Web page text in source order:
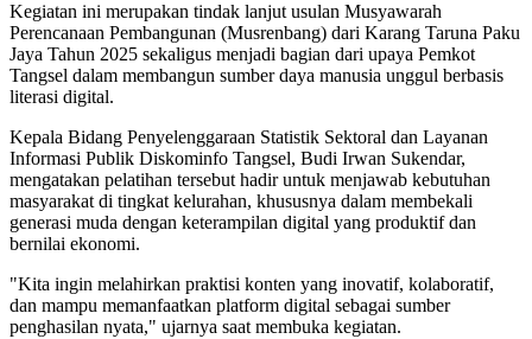
Kegiatan ini merupakan tindak lanjut usulan Musyawarah
Perencanaan Pembangunan (Musrenbang) dari Karang Taruna Paku
Jaya Tahun 2025 sekaligus menjadi bagian dari upaya Pemkot
Tangsel dalam membangun sumber daya manusia unggul berbasis
literasi digital.
Kepala Bidang Penyelenggaraan Statistik Sektoral dan Layanan
Informasi Publik Diskominfo Tangsel, Budi Irwan Sukendar,
mengatakan pelatihan tersebut hadir untuk menjawab kebutuhan
masyarakat di tingkat kelurahan, khususnya dalam membekali
generasi muda dengan keterampilan digital yang produktif dan
bernilai ekonomi.
"Kita ingin melahirkan praktisi konten yang inovatif, kolaboratif,
dan mampu memanfaatkan platform digital sebagai sumber
penghasilan nyata," ujarnya saat membuka kegiatan.